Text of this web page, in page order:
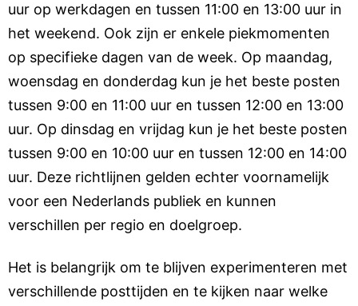
uur op werkdagen en tussen 11:00 en 13:00 uur in
het weekend. Ook zijn er enkele piekmomenten
op specifieke dagen van de week. Op maandag,
woensdag en donderdag kun je het beste posten
tussen 9:00 en 11:00 uur en tussen 12:00 en 13:00
uur. Op dinsdag en vrijdag kun je het beste posten
tussen 9:00 en 10:00 uur en tussen 12:00 en 14:00
uur. Deze richtlijnen gelden echter voornamelijk
voor een Nederlands publiek en kunnen
verschillen per regio en doelgroep.
Het is belangrijk om te blijven experimenteren met
verschillende posttijden en te kijken naar welke